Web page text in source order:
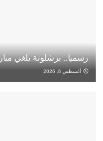
رسميا.. برشلونة يلغي
أغسطس 6, 2026